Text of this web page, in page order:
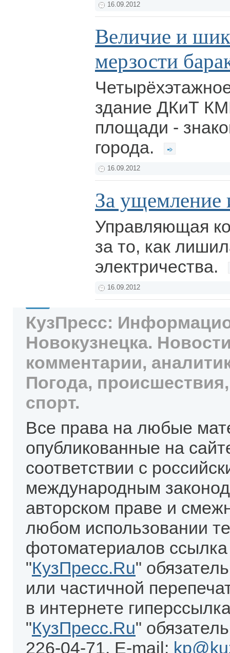
16.09.2012
Величие и
мерзости
здание ДКиТ
площади -
города.
16.09.2012
За ущемление
Управляющая
за то, как
электричества.
16.09.2012
КузПресс:
Новокузнецка.
комментарии,
Погода,
спорт.
Все права на любые
опубликованные на
соответствии с
международным
авторском праве и
любом использовании
фотоматериалов
"КузПресс.Ru"
или частичной
в интернете
"КузПресс.Ru"
226-04-71. E-mail: